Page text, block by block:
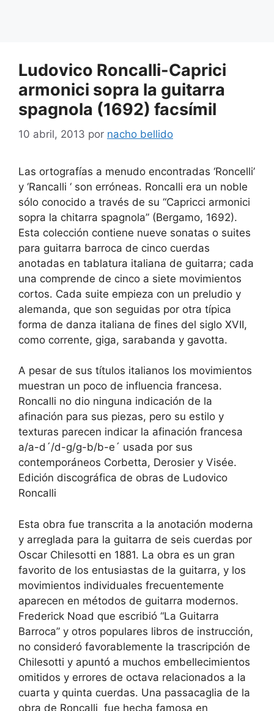
Ludovico Roncalli-Caprici
armonici sopra la guitarra
spagnola (1692) facsímil
10 abril, 2013 por nacho bellido
Las ortografías a menudo encontradas ‘Roncelli’
y ‘Rancalli ‘ son erróneas. Roncalli era un noble
sólo conocido a través de su “Capricci armonici
sopra la chitarra spagnola” (Bergamo, 1692).
Esta colección contiene nueve sonatas o suites
para guitarra barroca de cinco cuerdas
anotadas en tablatura italiana de guitarra; cada
una comprende de cinco a siete movimientos
cortos. Cada suite empieza con un preludio y
alemanda, que son seguidas por otra típica
forma de danza italiana de fines del siglo XVII,
como corrente, giga, sarabanda y gavotta.
A pesar de sus títulos italianos los movimientos
muestran un poco de influencia francesa.
Roncalli no dio ninguna indicación de la
afinación para sus piezas, pero su estilo y
texturas parecen indicar la afinación francesa
a/a-d´/d-g/g-b/b-e´ usada por sus
contemporáneos Corbetta, Derosier y Visée.
Edición discográfica de obras de Ludovico
Roncalli
Esta obra fue transcrita a la anotación moderna
y arreglada para la guitarra de seis cuerdas por
Oscar Chilesotti en 1881. La obra es un gran
favorito de los entusiastas de la guitarra, y los
movimientos individuales frecuentemente
aparecen en métodos de guitarra modernos.
Frederick Noad que escribió “La Guitarra
Barroca” y otros populares libros de instrucción,
no consideró favorablemente la trascripción de
Chilesotti y apuntó a muchos embellecimientos
omitidos y errores de octava relacionados a la
cuarta y quinta cuerdas. Una passacaglia de la
obra de Roncalli fue hecha famosa en